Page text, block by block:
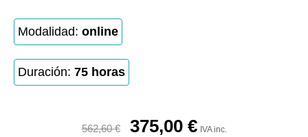
Modalidad: online
Duración: 75 horas
562,60€ 375,00 € IVA inc.